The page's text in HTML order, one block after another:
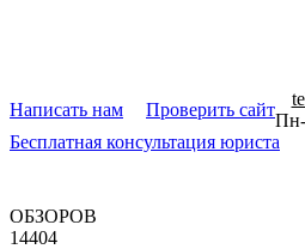
Написать нам Проверить сайт
Бесплатная консультация юриста
ОБЗОРОВ
14404